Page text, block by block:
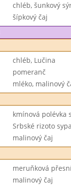
chléb, šunkový
šípkový čaj
chléb, Lučina
pomeranč
mléko, malinový
kmínová polévka
Srbské rizoto
malinový čaj
meruňková
malinový čaj